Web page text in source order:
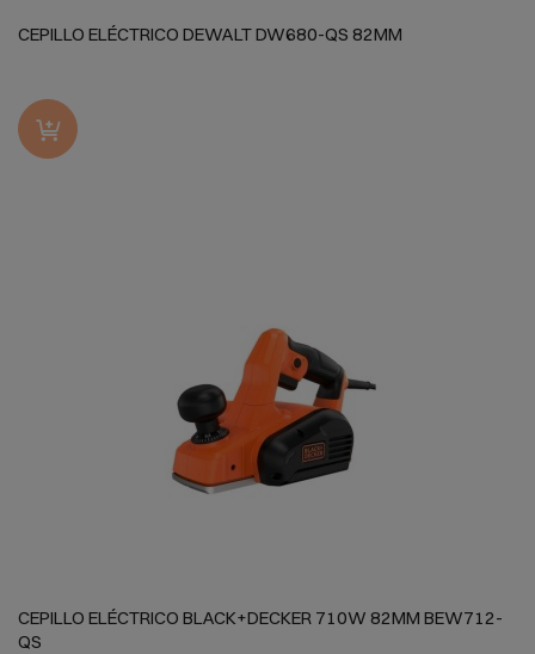
CEPILLO ELÉCTRICO DEWALT DW680-QS 82MM
CEPILLO ELÉCTRICO BLACK+DECKER 710W 82MM BEW712-
QS